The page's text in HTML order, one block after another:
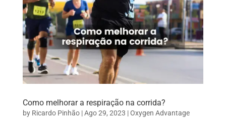
Como melhorar a respiração na corrida?
by Ricardo Pinhão|Ago 29, 2023 |Oxygen Advantage